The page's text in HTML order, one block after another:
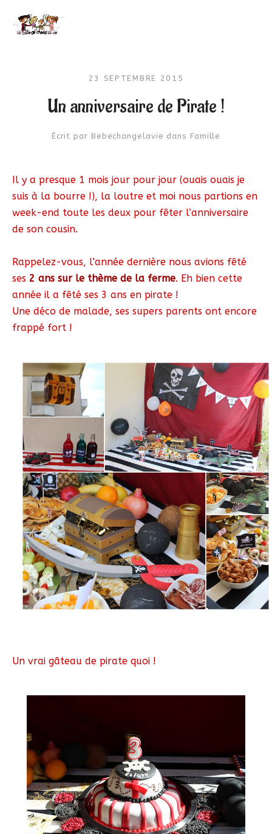
23 SEPTEMBRE 2015
Un anniversaire de Pirate !
Écrit par Bebechangelavie dans Famille
Il y a presque 1 mois jour pour jour (ouais ouais je
suis à la bourre !), la loutre et moi nous partions en
week-end toute les deux pour fêter l’anniversaire
de son cousin.
Rappelez-vous, l’année dernière nous avions fêté
ses 2 ans sur le thème de la ferme. Eh bien cette
année il a fêté ses 3 ans en pirate !
Une déco de malade, ses supers parents ont encore
frappé fort !
Un vrai gâteau de pirate quoi !